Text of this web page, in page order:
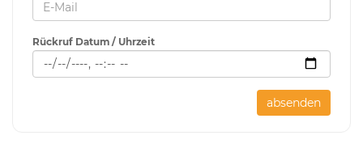
Rückruf Datum / Uhrzeit
absenden